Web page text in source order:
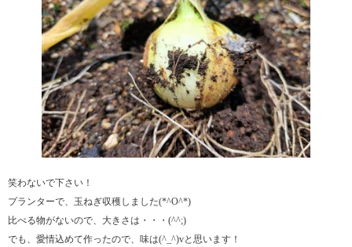
笑わないで下さい！
プランターで、玉ねぎ収穫しました(*^O^*)
比べる物がないので、大きさは・・・(^^;)
でも、愛情込めて作ったので、味は(^_^)vと思います！